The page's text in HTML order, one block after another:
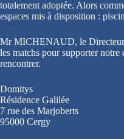
totalement adoptée. Alors
espaces mis à disposition :
Mr MICHENAUD, le Directeur
les matchs pour supporter notre
rencontrer.
Domitys
Résidence Galilée
7 rue des Marjoberts
95000 Cergy